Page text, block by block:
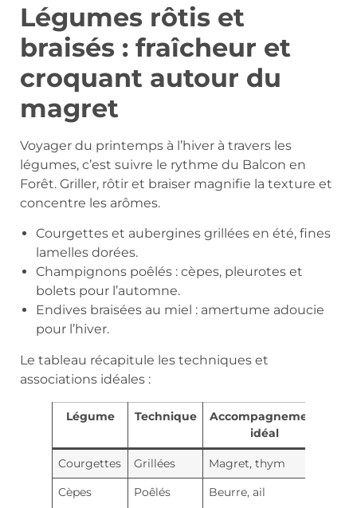
Légumes rôtis et
braisés : fraîcheur et
croquant autour du
magret
Voyager du printemps à l’hiver à travers les
légumes, c’est suivre le rythme du Balcon en
Forêt. Griller, rôtir et braiser magnifie la texture et
concentre les arômes.
Courgettes et aubergines grillées en été, fines
lamelles dorées.
Champignons poêlés : cèpes, pleurotes et
bolets pour l’automne.
Endives braisées au miel : amertume adoucie
pour l’hiver.
Le tableau récapitule les techniques et
associations idéales :
Légume Technique
Accompagnement
idéal
Courgettes Grillées Magret, thym
Cèpes
Poêlés Beurre, ail